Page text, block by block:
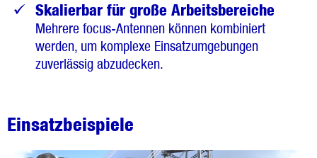
Skalierbar für große Arbeitsbereiche
Mehrere focus-Antennen können kombiniert
werden, um komplexe Einsatzumgebungen
zuverlässig abzudecken.
Einsatzbeispiele